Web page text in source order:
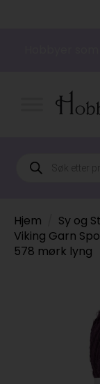
Products
search
Hjem Sy og
Viking Garn
578 mørk lyng